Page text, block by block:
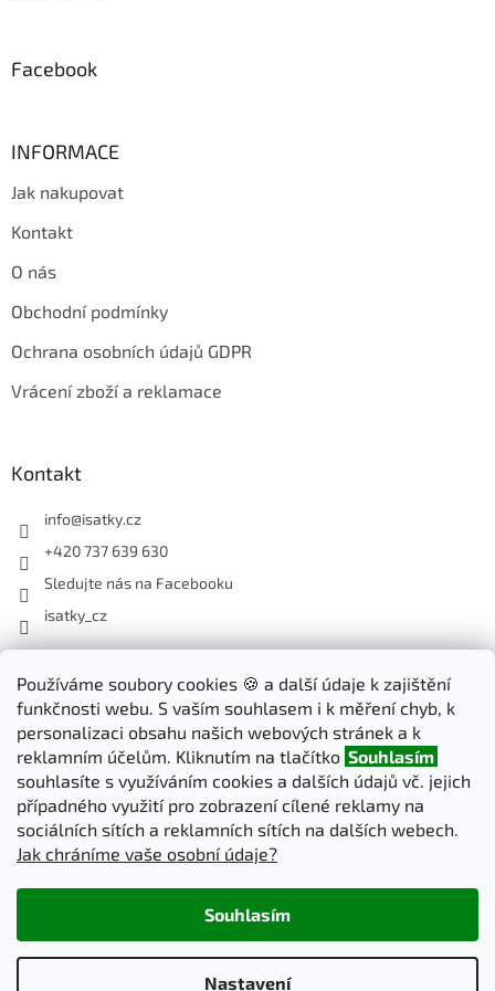
Používáme soubory cookies 🍪 a další údaje k zajištění
funkčnosti webu. S vaším souhlasem i k měření chyb, k
personalizaci obsahu našich webových stránek a k
reklamním účelům. Kliknutím na tlačítko Souhlasím
souhlasíte s využíváním cookies a dalších údajů vč. jejich
případného využití pro zobrazení cílené reklamy na
sociálních sítích a reklamních sítích na dalších webech.
Jak chráníme vaše osobní údaje?
Nastavení
Souhlasím
Facebook
INFORMACE
Jak nakupovat
Kontakt
O nás
Obchodní podmínky
Ochrana osobních údajů GDPR
Vrácení zboží a reklamace
Kontakt
info@isatky.cz
+420 737 639 630
Sledujte nás na Facebooku
isatky_cz
Odebírat newsletter
Vložte svůj e-mail a my vám budeme zasílat informace o nových
produktech na našem e-shopu.
E-mail
PŘIHLÁSIT SE